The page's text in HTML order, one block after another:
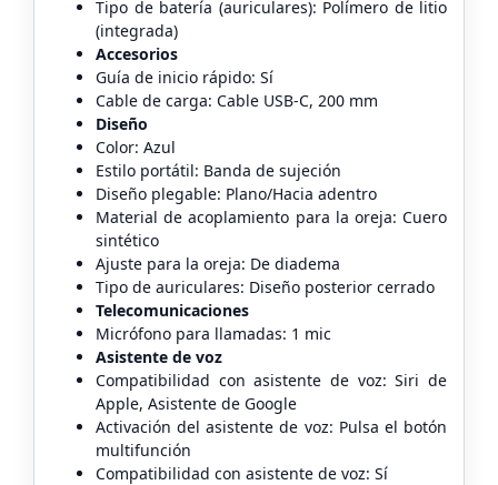
Tipo de batería (auriculares): Polímero de litio
(integrada)
Accesorios
Guía de inicio rápido: Sí
Cable de carga: Cable USB-C, 200 mm
Diseño
Color: Azul
Estilo portátil: Banda de sujeción
Diseño plegable: Plano/Hacia adentro
Material de acoplamiento para la oreja: Cuero
sintético
Ajuste para la oreja: De diadema
Tipo de auriculares: Diseño posterior cerrado
Telecomunicaciones
Micrófono para llamadas: 1 mic
Asistente de voz
Compatibilidad con asistente de voz: Siri de
Apple, Asistente de Google
Activación del asistente de voz: Pulsa el botón
multifunción
Compatibilidad con asistente de voz: Sí